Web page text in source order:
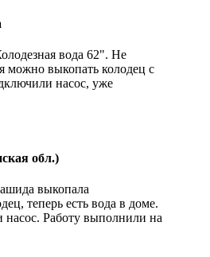
вода 62". Не
можно выкопать колодец с
насос, уже
обл.)
выкопала
теперь есть вода в доме.
насос. Работу выполнили на